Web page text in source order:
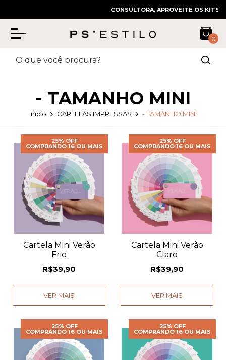
CONSULTORA, APROVEITE OS KITS
0
- TAMANHO MINI
Início CARTELAS IMPRESSAS - TAMANHO MINI
25% OFF
COMPRANDO 16 OU MAIS
Cartela Mini Verão
Frio
R$39,90
VER MAIS
25% OFF
COMPRANDO 16 OU MAIS
Cartela Mini Verão
Claro
R$39,90
VER MAIS
25% OFF
COMPRANDO 16 OU MAIS
25% OFF
COMPRANDO 16 OU MAIS